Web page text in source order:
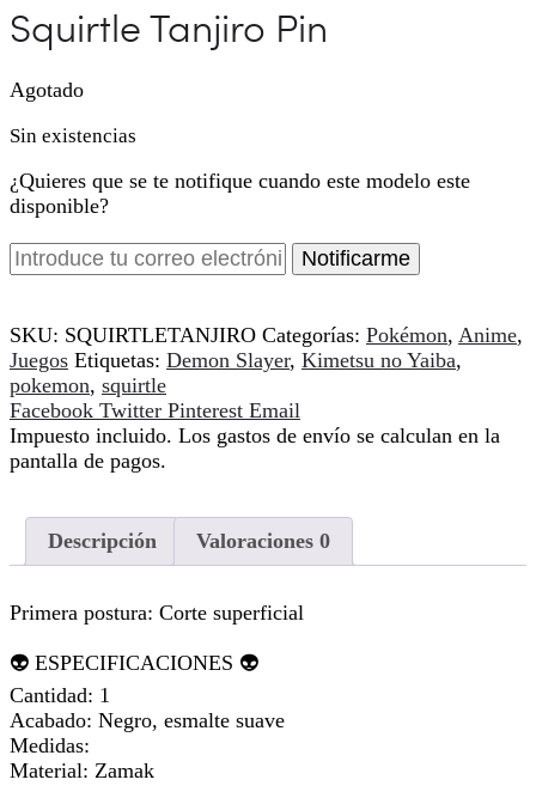
Squirtle Tanjiro Pin
Agotado
Sin existencias
¿Quieres que se te notifique cuando este modelo este
disponible?
Notificarme
SKU: SQUIRTLETANJIRO Categorías: Pokémon, Anime,
Juegos Etiquetas: Demon Slayer, Kimetsu no Yaiba,
pokemon, squirtle
Compartir
Facebook Twitter Pinterest Email
Impuesto incluido. Los gastos de envío se calculan en la
pantalla de pagos.
Descripción Valoraciones 0
Primera postura: Corte superficial
👽 ESPECIFICACIONES 👽
Cantidad: 1
Acabado: Negro, esmalte suave
Medidas:
Material: Zamak